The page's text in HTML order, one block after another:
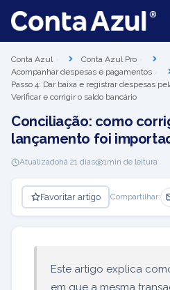
Conta Azul
Conta Azul Pro
Acompanhar despesas e pagamentos
Passo 4: Dar baixa e registrar despesas
Verificar e corrigir o saldo bancário
Conciliação: como
lançamento foi
Atualizadohá 21 dias 1min de leitura
Favoritar artigo Compartilhar:
Este artigo explica
em que a mesma